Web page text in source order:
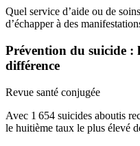
Quel service d’aide ou de
d’échapper à des
Prévention du suicide :
différence
Revue santé conjugée
Avec 1 654 suicides aboutis
le huitième taux le plus élevé